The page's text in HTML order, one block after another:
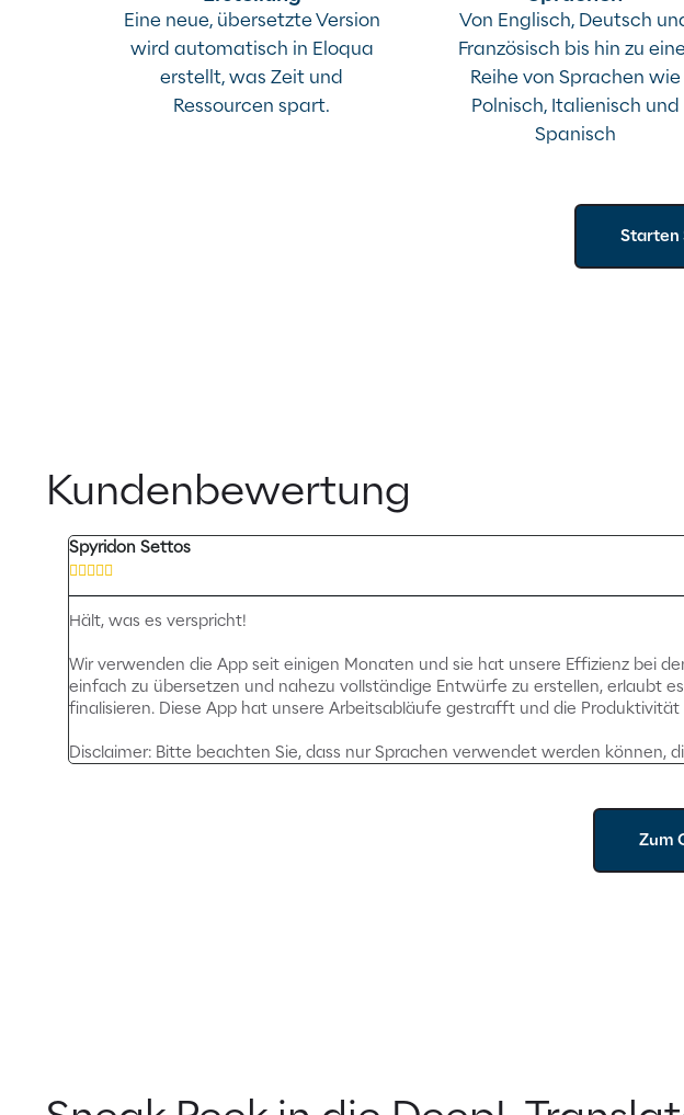
Eine neue, übersetzte Version
wird automatisch in Eloqua
erstellt, was Zeit und
Ressourcen spart.
Von Englisch, Deutsch
Französisch bis hin zu
Reihe von Sprachen wie
Polnisch, Italienisch und
Spanisch
Starten
Kundenbewertung
Spyridon Settos

Hält, was es verspricht!
Wir verwenden die App seit einigen Monaten und sie hat unsere Effizienz bei
einfach zu übersetzen und nahezu vollständige Entwürfe zu erstellen, erlaubt
finalisieren. Diese App hat unsere Arbeitsabläufe gestrafft und die Produktivität
Disclaimer: Bitte beachten Sie, dass nur Sprachen verwendet werden können,
Zum